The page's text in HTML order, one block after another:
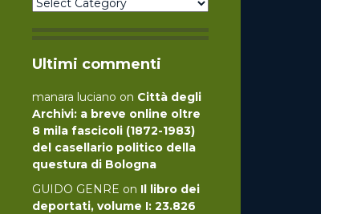
Ultimi commenti
manara luciano on Città degli
Archivi: a breve online oltre
8 mila fascicoli (1872-1983)
del casellario politico della
questura di Bologna
GUIDO GENRE on Il libro dei
deportati, volume I: 23.826